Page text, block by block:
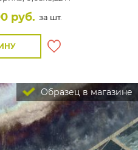
руб. за шт.
Образец в магазине